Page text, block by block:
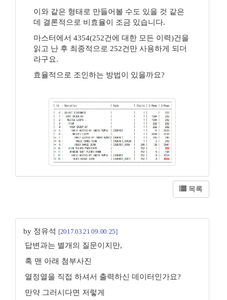
이와 같은 형태로 만들어볼 수도 있을 것 같은
데 결론적으로 비효율이 조금 있습니다.
마스터에서 4354(252건에 대한 모든 이력)건을
읽고 난 후 최종적으로 252건만 사용하게 되더
라구요.
효율적으로 조인하는 방법이 있을까요?
목록
by 정유석 [2017.03.21 09:00:25]
답변과는 별개의 질문이지만,
혹 맨 아래 첨부사진
열정열을 직접 하셔서 출력하신 데이터인가요?
만약 그러시다면 저렇게